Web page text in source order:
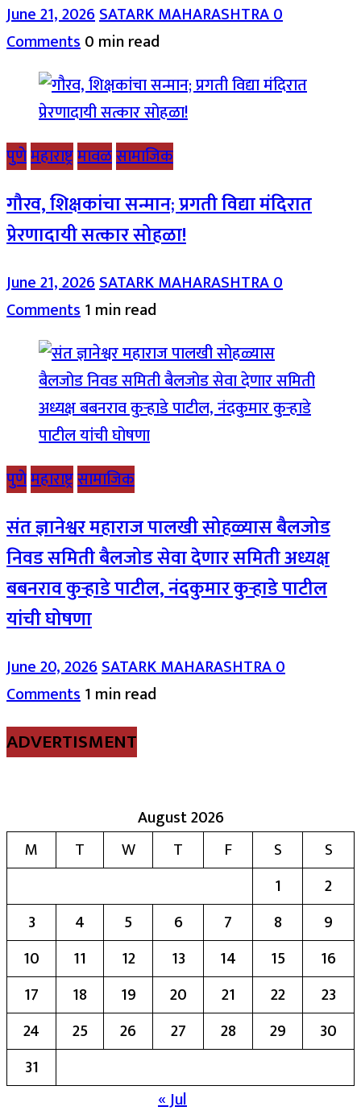
June 21, 2026SATARK MAHARASHTRA0
Comments0 min read
पुणेमहाराष्ट्रमावळसामाजिक
गौरव, शिक्षकांचा सन्मान; प्रगती विद्या मंदिरात
प्रेरणादायी सत्कार सोहळा!
June 21, 2026SATARK MAHARASHTRA0
Comments1 min read
पुणेमहाराष्ट्रसामाजिक
संत ज्ञानेश्वर महाराज पालखी सोहळ्यास बैलजोड
निवड समिती बैलजोड सेवा देणार समिती अध्यक्ष
बबनराव कुऱ्हाडे पाटील, नंदकुमार कुऱ्हाडे पाटील
यांची घोषणा
June 20, 2026SATARK MAHARASHTRA0
Comments1 min read
ADVERTISMENT
August 2026
M
T W T F S
S
1
2
3
4 5 6 7 8
9
10
11 12 13 14 15
16
17
18 19 20 21 22
23
24
25 26 27 28 29
30
31
« Jul